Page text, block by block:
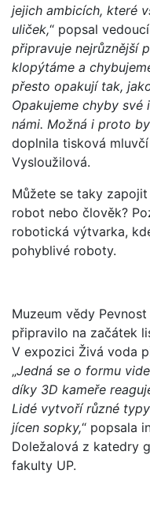
jejich ambicích, které
uliček,“ popsal
připravuje nejrůznější
klopýtáme a
přesto opakují tak,
Opakujeme chyby
námi. Možná i proto
doplnila tisková
Vysloužilová.
Můžete se taky
robot nebo člověk?
robotická výtvarka,
pohyblivé roboty.
Muzeum vědy
připravilo na začátek
V expozici Živá voda
„Jedná se o formu
díky 3D kameře
Lidé vytvoří různé
jícen sopky,“ popsala
Doležalová z katedry
fakulty UP.